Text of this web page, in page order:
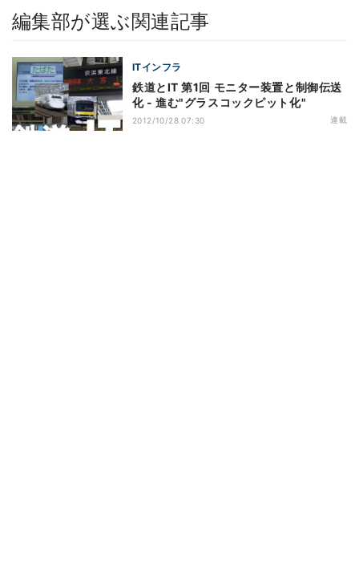
編集部が選ぶ関連記事
ITインフラ
鉄道とIT 第1回 モニター装置と制御伝送
化 - 進む"グラスコックピット化"
2012/10/28 07:30 連載